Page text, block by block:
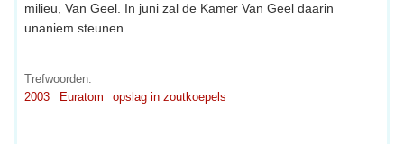
milieu, Van Geel. In juni zal de Kamer Van Geel daarin
unaniem steunen.
Trefwoorden:
2003
Euratom opslag in zoutkoepels